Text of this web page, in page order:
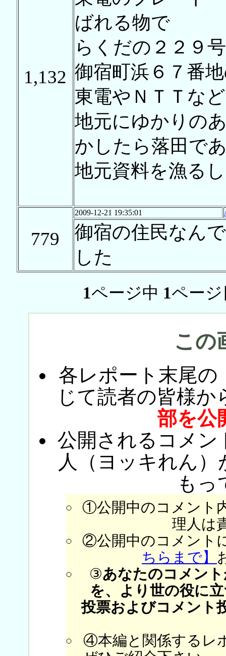
1,132
ばれる物で
らくだの２２９
御宿町浜６７番
東電やＮＴＴな
地元にゆかりの
かしたら落田で
地元資料を漁る
779
2009-12-21 19:35:01
御宿の住民なん
した
1ページ中 1ペー
この
各レポート末尾の
じて読者の皆様か
部を公
公開されるコメン
人（ヨッキれん
もっ
①公開中のコメント
理人は
②公開中のコメント
ちらまで】
③あなたのコメン
を、より世の役に
投票およびコメント
④本編と関係するレ